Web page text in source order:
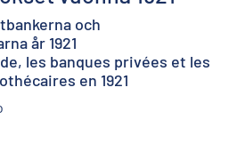
och
år 1921
les banques privées et les
en 1921